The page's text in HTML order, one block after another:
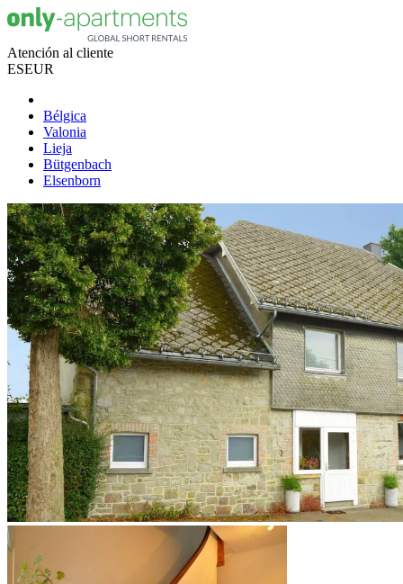
Atención al cliente
ESEUR
Bélgica
Valonia
Lieja
Bütgenbach
Elsenborn